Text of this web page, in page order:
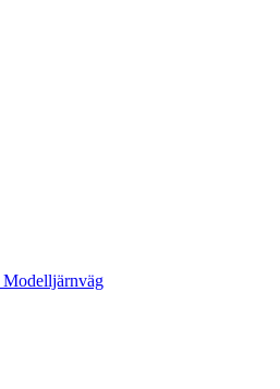
Modelljärnväg